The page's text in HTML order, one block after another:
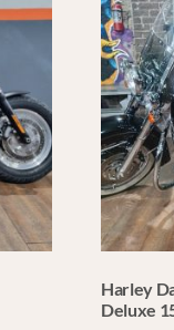
Harley
Deluxe